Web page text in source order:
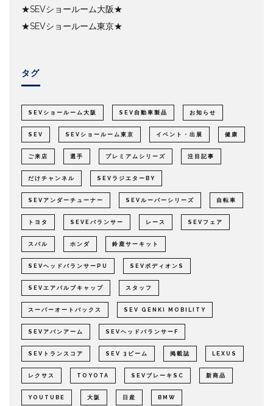
★SEVショールーム大阪★
★SEVショールーム東京★
タグ
SEVショールーム大阪 SEV自動車製品 お知らせ
SEV SEVショールーム東京 イベント・出展 健康
ご来店 選手 プレミアムシリーズ 注目記事
だけチャンネル SEVラジエターBY
SEVアンダーチューナー SEVルーパーシリーズ 自転車
トヨタ SEVEバランサー レース SEVフェア
スバル ホンダ 鈴鹿サーキット
SEVヘッドバランサーPU SEVボディオンS
SEVエアバルブキャップ スタッフ
スーパーオートバックス SEV GENKI MOBILITY
SEVアバンアーム SEVヘッドバランサーF
SEVトランスコア SEV 3ビーム 掲載誌 LEXUS
レクサス TOYOTA SEVブレーキSC 新商品
YOUTUBE 大阪 日産 BMW